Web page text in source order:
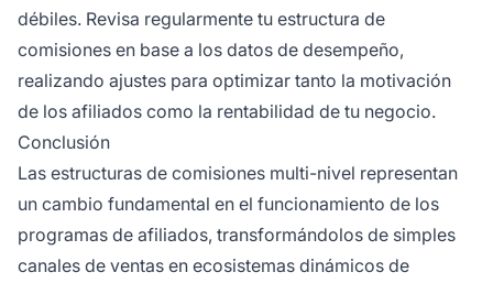
débiles. Revisa regularmente tu estructura de
comisiones en base a los datos de desempeño,
realizando ajustes para optimizar tanto la motivación
de los afiliados como la rentabilidad de tu negocio.
Conclusión
Las estructuras de comisiones multi-nivel representan
un cambio fundamental en el funcionamiento de los
programas de afiliados, transformándolos de simples
canales de ventas en ecosistemas dinámicos de